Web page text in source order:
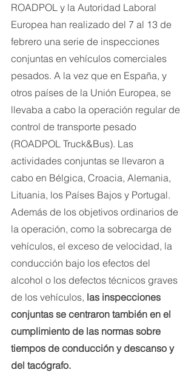
ROADPOL y la Autoridad Laboral
Europea han realizado del 7 al 13 de
febrero una serie de inspecciones
conjuntas en vehículos comerciales
pesados. A la vez que en España, y
otros países de la Unión Europea, se
llevaba a cabo la operación regular de
control de transporte pesado
(ROADPOL Truck&Bus). Las
actividades conjuntas se llevaron a
cabo en Bélgica, Croacia, Alemania,
Lituania, los Países Bajos y Portugal.
Además de los objetivos ordinarios de
la operación, como la sobrecarga de
vehículos, el exceso de velocidad, la
conducción bajo los efectos del
alcohol o los defectos técnicos graves
de los vehículos, las inspecciones
conjuntas se centraron también en el
cumplimiento de las normas sobre
tiempos de conducción y descanso y
del tacógrafo.